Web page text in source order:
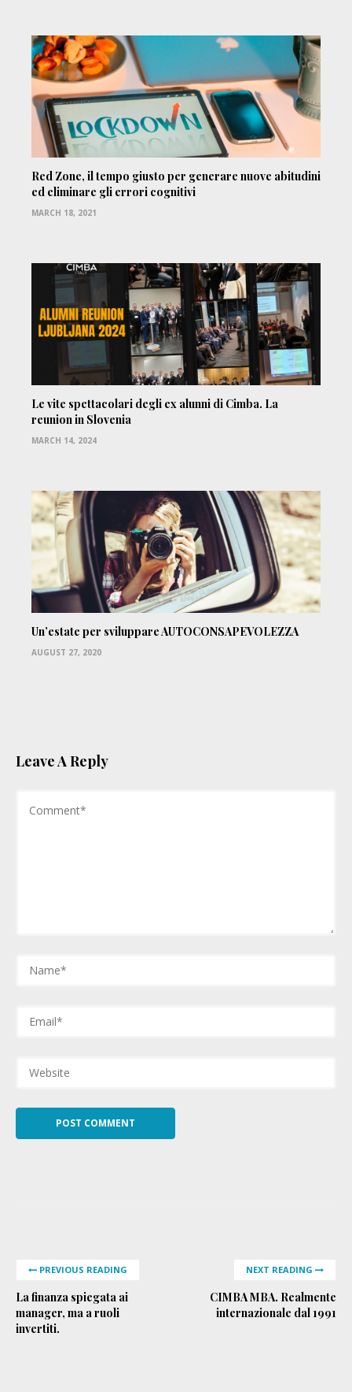
Red Zone, il tempo giusto per generare nuove abitudini
ed eliminare gli errori cognitivi
MARCH 18, 2021
Le vite spettacolari degli ex alunni di Cimba. La
reunion in Slovenia
MARCH 14, 2024
Un’estate per sviluppare AUTOCONSAPEVOLEZZA
AUGUST 27, 2020
Leave A Reply
PREVIOUS READING
La finanza spiegata ai
manager, ma a ruoli
invertiti.
NEXT READING
CIMBA MBA. Realmente
internazionale dal 1991